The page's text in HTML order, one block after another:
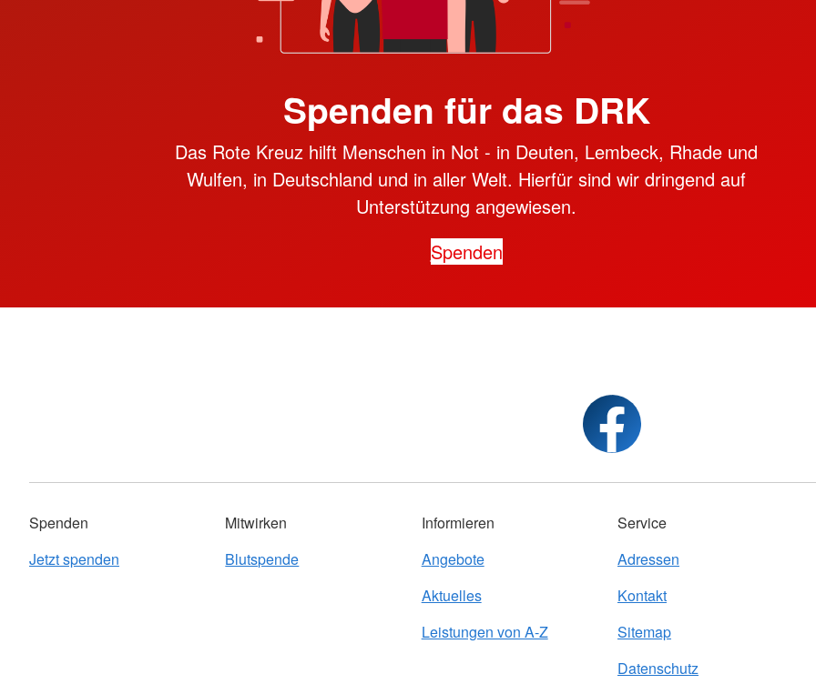
Spenden für das DRK
Das Rote Kreuz hilft Menschen in Not - in Deuten, Lembeck, Rhade und
Wulfen, in Deutschland und in aller Welt. Hierfür sind wir dringend auf
Unterstützung angewiesen.
Spenden
Spenden
Jetzt spenden
Mitwirken
Blutspende
Informieren
Angebote
Aktuelles
Leistungen von A-Z
Service
Adressen
Kontakt
Sitemap
Datenschutz